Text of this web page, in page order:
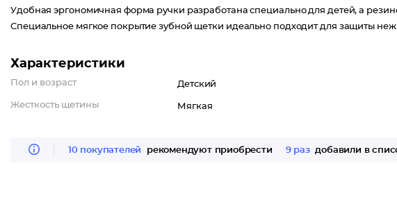
Удобная эргономичная форма ручки разработана специально для детей, а
Специальное мягкое покрытие зубной щетки идеально подходит для защиты
Характеристики
Пол и возраст Детский
Жесткость щетины Мягкая
10 покупателей рекомендуют приобрести 9 раз добавили в